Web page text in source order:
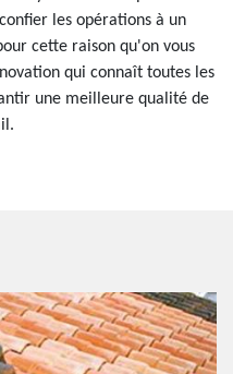
les opérations à un
cette raison qu'on vous
qui connaît toutes les
une meilleure qualité de